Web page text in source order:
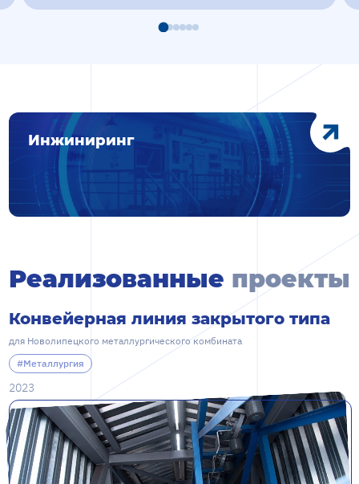
Инжиниринг
Реализованные проекты
Конвейерная линия закрытого типа
для Новолипецкого металлургического комбината
#Металлургия
2023